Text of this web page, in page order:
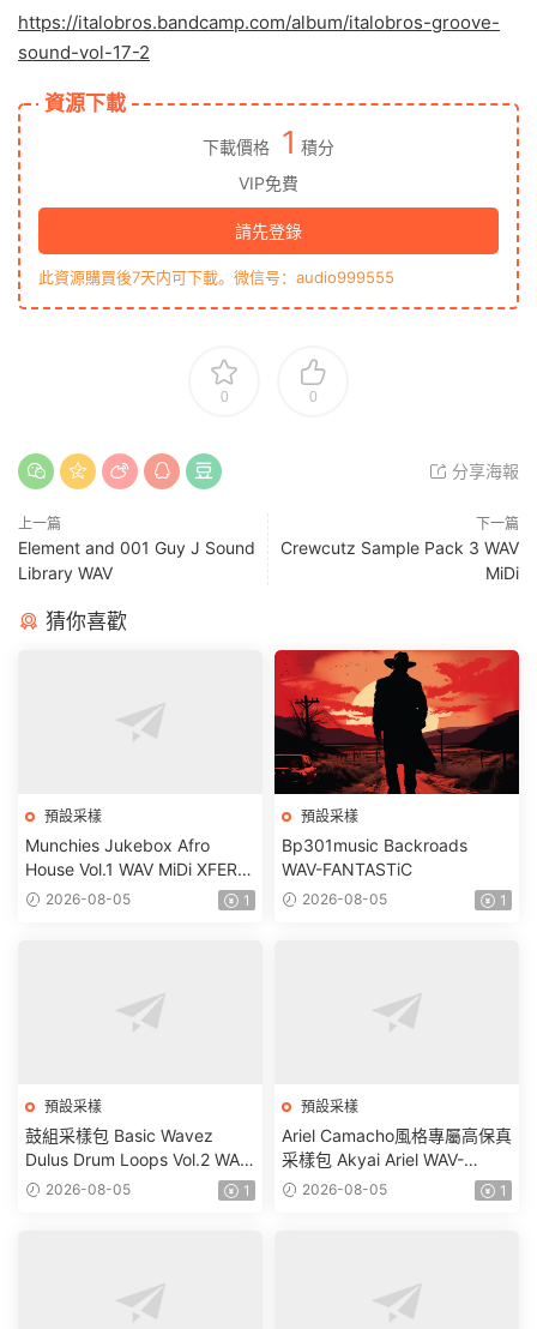
https://italobros.bandcamp.com/album/italobros-groove-
sound-vol-17-2
資源下載
下載價格 1 積分
VIP免費
請先登錄
此資源購買後7天内可下載。微信号：audio999555
0 0
分享海報
上一篇
Element and 001 Guy J Sound
Library WAV
下一篇
Crewcutz Sample Pack 3 WAV
MiDi
猜你喜歡
預設采樣
Munchies Jukebox Afro
House Vol.1 WAV MiDi XFER
RECORDS SERUM-
2026-08-05 1
預設采樣
Bp301music Backroads
WAV-FANTASTiC
2026-08-05 1
預設采樣
鼓組采樣包 Basic Wavez
Dulus Drum Loops Vol.2 WAV-
FANTASTiC
2026-08-05 1
預設采樣
Ariel Camacho風格專屬高保真
采樣包 Akyai Ariel WAV-
FANTASTiC
2026-08-05 1